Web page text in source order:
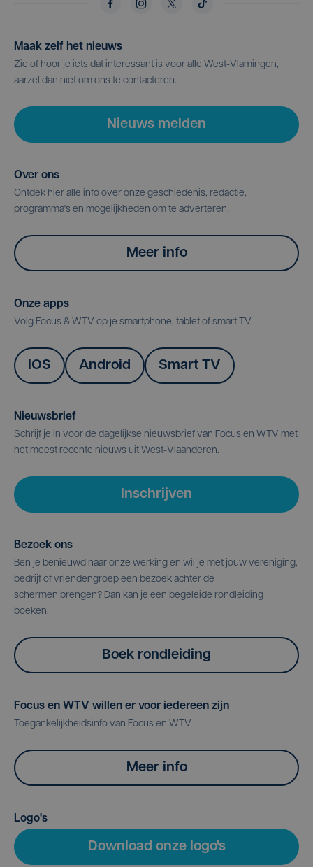
Maak zelf het nieuws
Zie of hoor je iets dat interessant is voor alle West-Vlamingen,
aarzel dan niet om ons te contacteren.
Nieuws melden
Over ons
Ontdek hier alle info over onze geschiedenis, redactie,
programma's en mogelijkheden om te adverteren.
Meer info
Onze apps
Volg Focus & WTV op je smartphone, tablet of smart TV.
IOS Android Smart TV
Nieuwsbrief
Schrijf je in voor de dagelijkse nieuwsbrief van Focus en WTV met
het meest recente nieuws uit West-Vlaanderen.
Inschrijven
Bezoek ons
Ben je benieuwd naar onze werking en wil je met jouw vereniging,
bedrijf of vriendengroep een bezoek achter de
schermen brengen? Dan kan je een begeleide rondleiding
boeken.
Boek rondleiding
Focus en WTV willen er voor iedereen zijn
Toegankelijkheidsinfo van Focus en WTV
Meer info
Logo's
Download onze logo's